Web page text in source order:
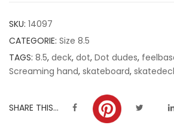
ratings
SKU: 14097
CATEGORIE: Size 8.5
TAGS: 8.5, deck, dot, Dot dudes,
Screaming hand, skateboard,
SHARE THIS...